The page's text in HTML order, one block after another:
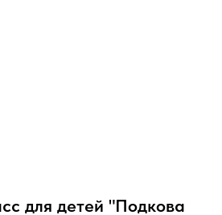
для детей "Подкова